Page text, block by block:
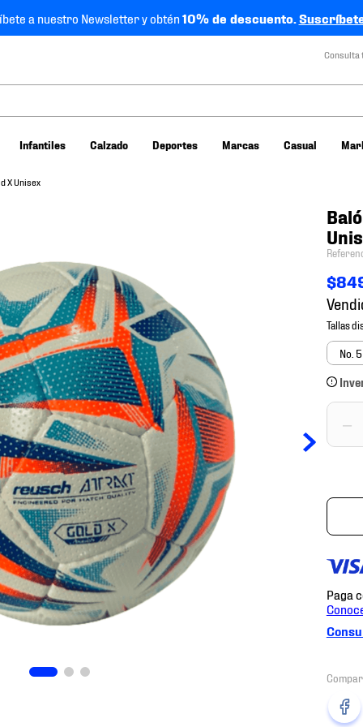
a nuestro Newsletter y obtén10% de descuento.
Consulta
Infantiles Calzado Deportes Marcas Casual
X Unisex
$
No. 5
－